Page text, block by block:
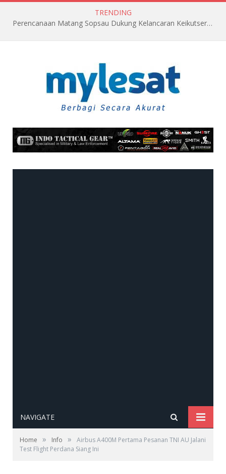
TRENDING
Perencanaan Matang Sopsau Dukung Kelancaran Keikutsertaan TNI AU di Pitch Black 2026
NAVIGATE
Home » Info »
Airbus A400M Pertama Pesanan TNI AU Jalani
Test Flight Perdana Siang Ini